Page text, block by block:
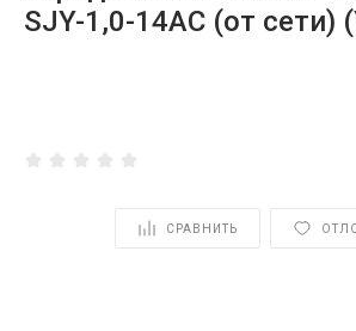
SJY-1,0-14AC (от сети)
СРАВНИТЬ